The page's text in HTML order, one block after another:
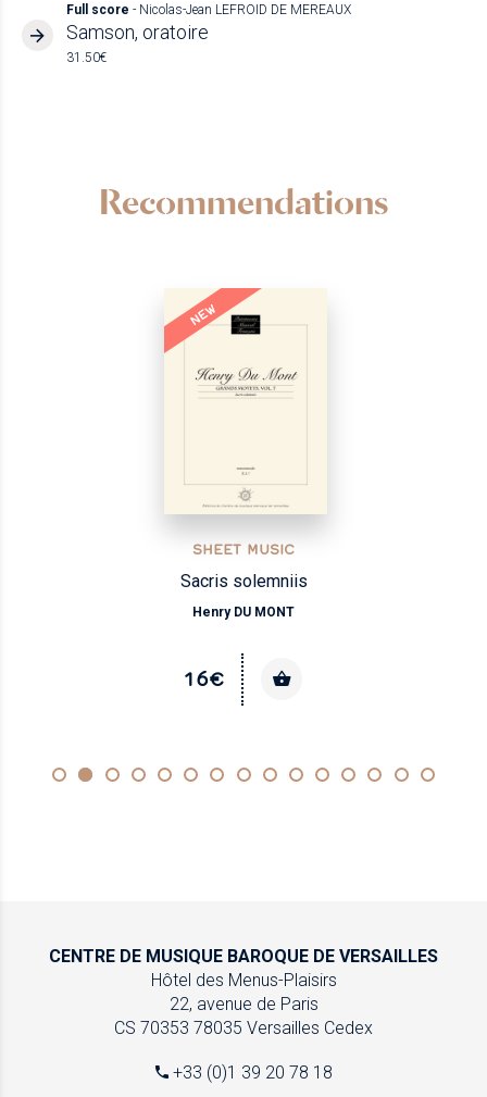
Full score - Nicolas-Jean LEFROID DE MEREAUX
Samson, oratoire
31.50€
Recommendations
NEW
SHEET MUSIC
Sacris solemniis
Henry DU MONT
16€
CENTRE DE MUSIQUE BAROQUE DE VERSAILLES
Hôtel des Menus-Plaisirs
22, avenue de Paris
CS 70353 78035 Versailles Cedex
+33 (0)1 39 20 78 18